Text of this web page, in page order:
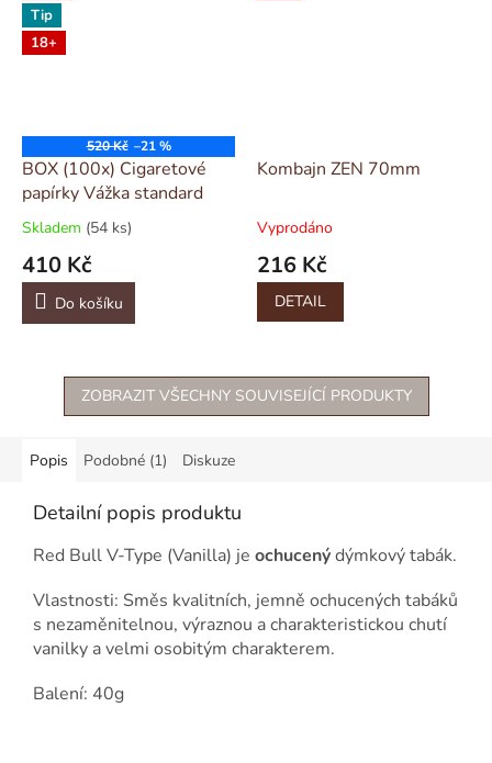
Tip
18+
520 Kč –21 %
BOX (100x) Cigaretové
papírky Vážka standard
Skladem (54 ks)
410 Kč
Do košíku
Kombajn ZEN 70mm
Vyprodáno
216 Kč
DETAIL
ZOBRAZIT VŠECHNY SOUVISEJÍCÍ PRODUKTY
Popis Podobné (1) Diskuze
Detailní popis produktu
Red Bull V-Type (Vanilla) je ochucenýdýmkový tabák.
Vlastnosti: Směs kvalitních, jemně ochucených tabáků
s nezaměnitelnou, výraznou a charakteristickou chutí
vanilky a velmi osobitým charakterem.
Balení: 40g